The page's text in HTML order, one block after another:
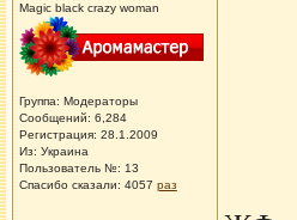
Magic black crazy woman
Группа: Модераторы
Сообщений: 6,284
Регистрация: 28.1.2009
Из: Украина
Пользователь №: 13
Спасибо сказали: 4057 раз